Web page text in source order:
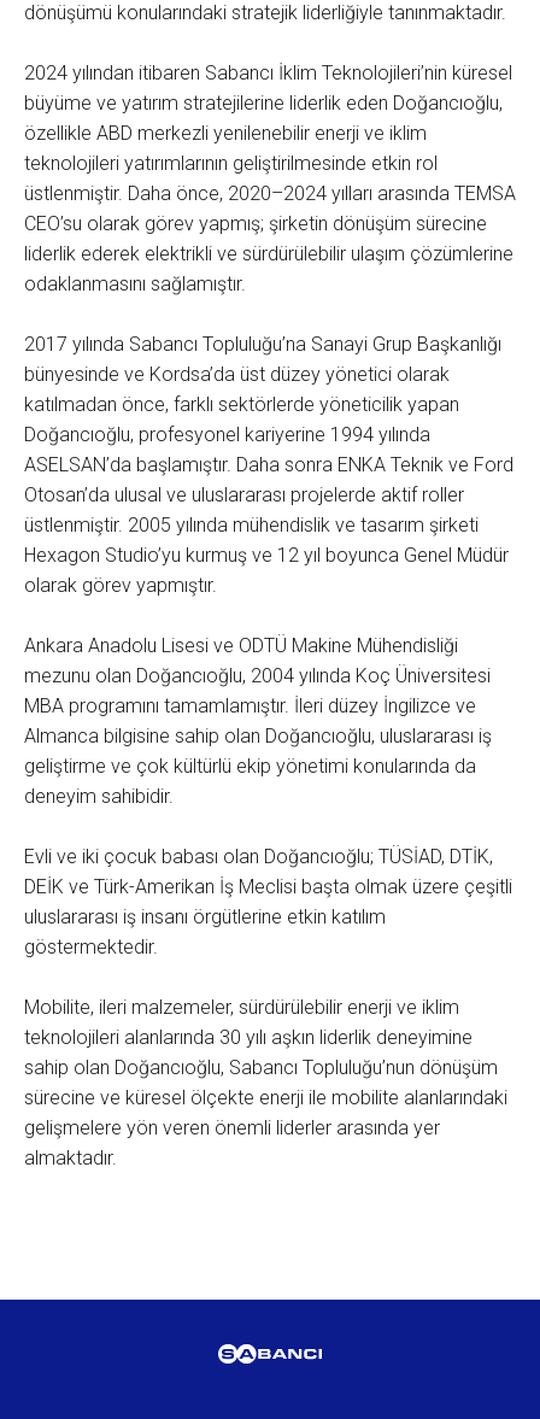
dönüşümü konularındaki stratejik liderliğiyle tanınmaktadır.
2024 yılından itibaren Sabancı İklim Teknolojileri’nin küresel
büyüme ve yatırım stratejilerine liderlik eden Doğancıoğlu,
özellikle ABD merkezli yenilenebilir enerji ve iklim
teknolojileri yatırımlarının geliştirilmesinde etkin rol
üstlenmiştir. Daha önce, 2020–2024 yılları arasında TEMSA
CEO’su olarak görev yapmış; şirketin dönüşüm sürecine
liderlik ederek elektrikli ve sürdürülebilir ulaşım çözümlerine
odaklanmasını sağlamıştır.
2017 yılında Sabancı Topluluğu’na Sanayi Grup Başkanlığı
bünyesinde ve Kordsa’da üst düzey yönetici olarak
katılmadan önce, farklı sektörlerde yöneticilik yapan
Doğancıoğlu, profesyonel kariyerine 1994 yılında
ASELSAN’da başlamıştır. Daha sonra ENKA Teknik ve Ford
Otosan’da ulusal ve uluslararası projelerde aktif roller
üstlenmiştir. 2005 yılında mühendislik ve tasarım şirketi
Hexagon Studio’yu kurmuş ve 12 yıl boyunca Genel Müdür
olarak görev yapmıştır.
Ankara Anadolu Lisesi ve ODTÜ Makine Mühendisliği
mezunu olan Doğancıoğlu, 2004 yılında Koç Üniversitesi
MBA programını tamamlamıştır. İleri düzey İngilizce ve
Almanca bilgisine sahip olan Doğancıoğlu, uluslararası iş
geliştirme ve çok kültürlü ekip yönetimi konularında da
deneyim sahibidir.
Evli ve iki çocuk babası olan Doğancıoğlu; TÜSİAD, DTİK,
DEİK ve Türk-Amerikan İş Meclisi başta olmak üzere çeşitli
uluslararası iş insanı örgütlerine etkin katılım
göstermektedir.
Mobilite, ileri malzemeler, sürdürülebilir enerji ve iklim
teknolojileri alanlarında 30 yılı aşkın liderlik deneyimine
sahip olan Doğancıoğlu, Sabancı Topluluğu’nun dönüşüm
sürecine ve küresel ölçekte enerji ile mobilite alanlarındaki
gelişmelere yön veren önemli liderler arasında yer
almaktadır.